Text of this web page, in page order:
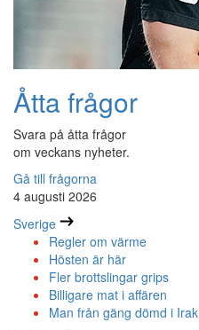
Åtta frågor
Svara på åtta frågor
om veckans nyheter.
Gå till frågorna
4 augusti 2026
Sverige
Regler om värme
Hösten är här
Fler brottslingar grips
Billigare mat i affären
Man från gäng dömd i Irak